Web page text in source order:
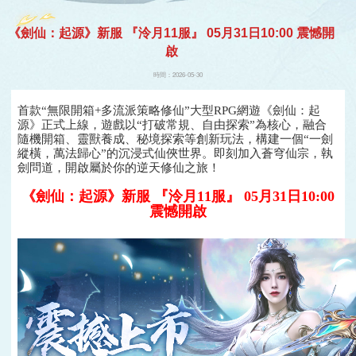
遊戲
《劍仙：起源》新服 『泠月11服』 05月31日10:00 震憾開
啟
時間：2026-05-30
首款“無限開箱+多流派策略修仙”大型RPG網遊《劍仙：起
源》正式上線，遊戲以“打破常規、自由探索”為核心，融合
隨機開箱、靈獸養成、秘境探索等創新玩法，構建一個“一劍
縱橫，萬法歸心”的沉浸式仙俠世界。即刻加入蒼穹仙宗，執
劍問道，開啟屬於你的逆天修仙之旅！
《劍仙：起源》新服 『泠月11服』 05月31日10:00
震憾開啟